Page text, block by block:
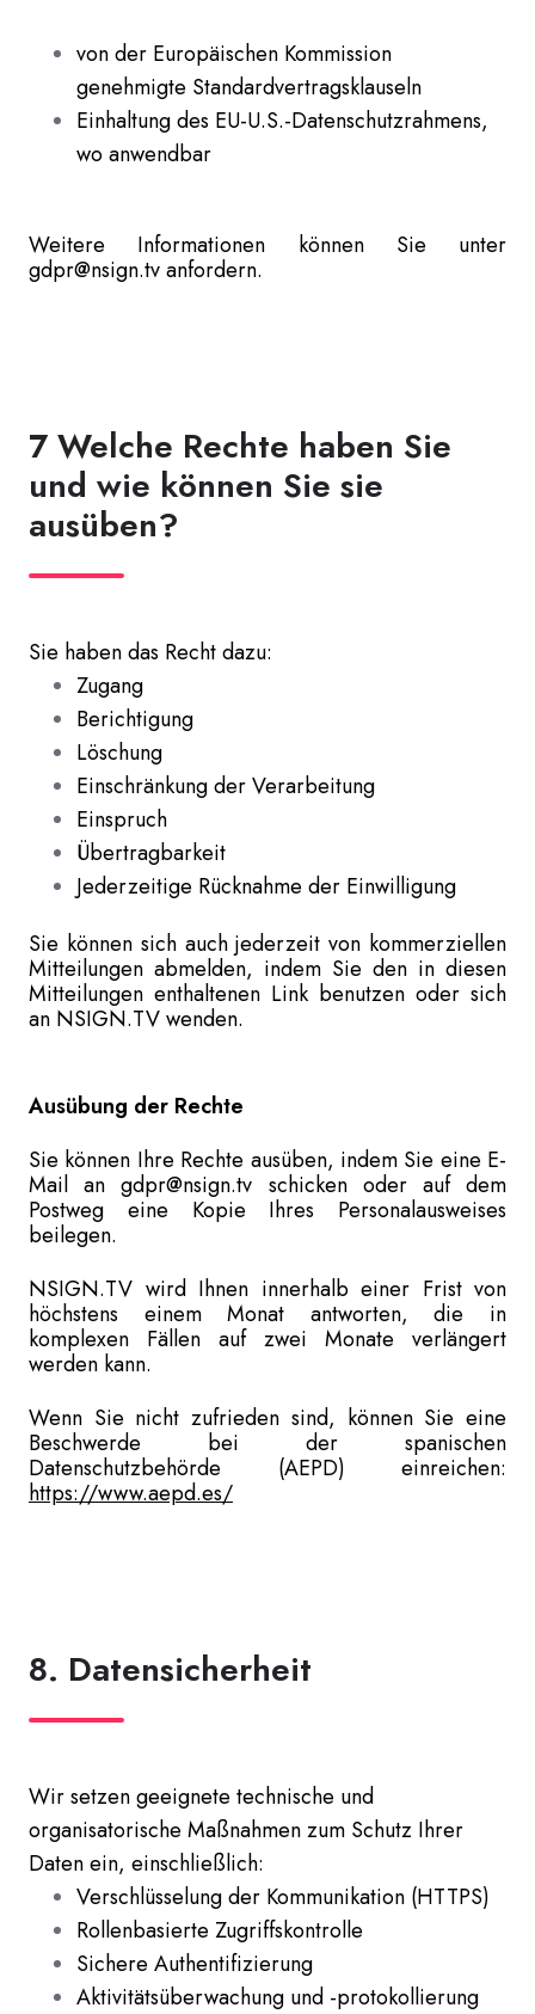
von der Europäischen Kommission
genehmigte Standardvertragsklauseln
Einhaltung des EU-U.S.-Datenschutzrahmens,
wo anwendbar
Weitere Informationen können Sie unter
gdpr@nsign.tv anfordern.
7 Welche Rechte haben Sie
und wie können Sie sie
ausüben?
Sie haben das Recht dazu:
Zugang
Berichtigung
Löschung
Einschränkung der Verarbeitung
Einspruch
Übertragbarkeit
Jederzeitige Rücknahme der Einwilligung
Sie können sich auch jederzeit von kommerziellen
Mitteilungen abmelden, indem Sie den in diesen
Mitteilungen enthaltenen Link benutzen oder sich
an NSIGN.TV wenden.
Ausübung der Rechte
Sie können Ihre Rechte ausüben, indem Sie eine E-
Mail an gdpr@nsign.tv schicken oder auf dem
Postweg eine Kopie Ihres Personalausweises
beilegen.
NSIGN.TV wird Ihnen innerhalb einer Frist von
höchstens einem Monat antworten, die in
komplexen Fällen auf zwei Monate verlängert
werden kann.
Wenn Sie nicht zufrieden sind, können Sie eine
Beschwerde bei der spanischen
Datenschutzbehörde (AEPD) einreichen:
https://www.aepd.es/
8. Datensicherheit
Wir setzen geeignete technische und
organisatorische Maßnahmen zum Schutz Ihrer
Daten ein, einschließlich:
Verschlüsselung der Kommunikation (HTTPS)
Rollenbasierte Zugriffskontrolle
Sichere Authentifizierung
Aktivitätsüberwachung und -protokollierung